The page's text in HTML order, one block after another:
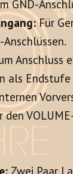
GND-
Für
Anschluss
als
Zwei Paar